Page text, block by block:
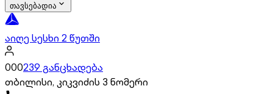
თავსებადია
აიღე სესხი 2 წუთში
000239 განცხადება
თბილისი, კიკვიძის 3 ნომერი